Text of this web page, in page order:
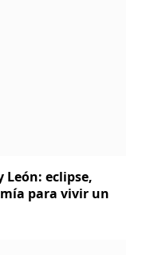
León: eclipse,
para vivir un